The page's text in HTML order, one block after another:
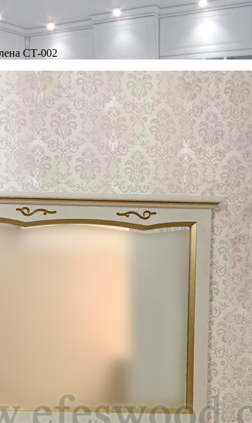
СТ-002